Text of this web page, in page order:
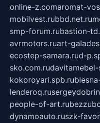
online-z.comaromat-
mobilvest.rubbd.net.ru
smp-forum.rubastion-
avrmotors.ruart-
ecostep-samara.rud-
sko.com.rudavitamebel-
kokoroyari.spb.ru
lenderoq.ru
people-of-art.ru
dynamoauto.ruszk-